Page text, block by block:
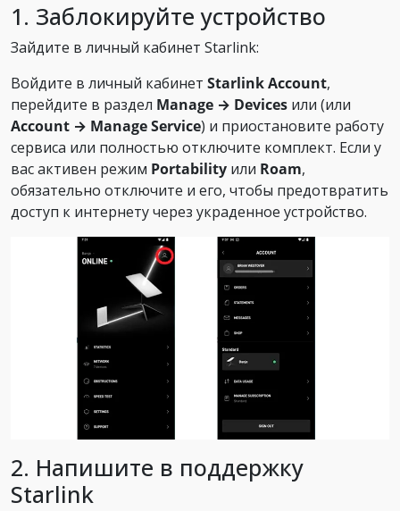
1. Заблокируйте устройство
Зайдите в личный кабинет Starlink:
Войдите в личный кабинет Starlink Account,
перейдите в раздел Manage → Devices или (или
Account → Manage Service) и приостановите работу
сервиса или полностью отключите комплект. Если у
вас активен режим Portability или Roam,
обязательно отключите и его, чтобы предотвратить
доступ к интернету через украденное устройство.
2. Напишите в поддержку
Starlink